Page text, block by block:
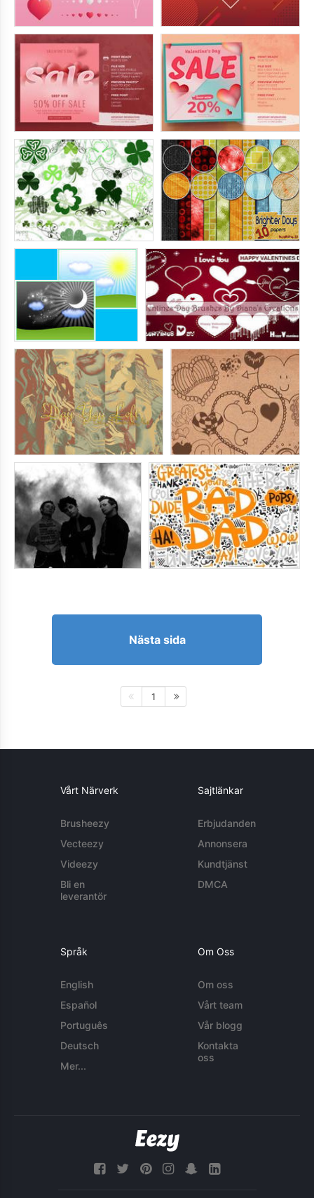
Nästa sida
1
Vårt Närverk
Brusheezy
Vecteezy
Videezy
Bli en
leverantör
Sajtlänkar
Erbjudanden
Annonsera
Kundtjänst
DMCA
Språk
English
Español
Português
Deutsch
Mer...
Om Oss
Om oss
Vårt team
Vår blogg
Kontakta
oss